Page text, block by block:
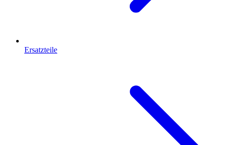
Ersatzteile